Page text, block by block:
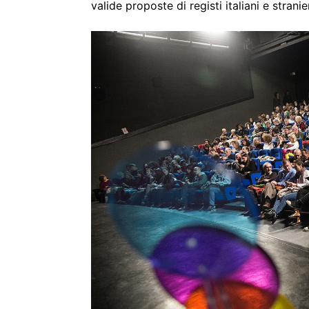
valide proposte di registi italiani e